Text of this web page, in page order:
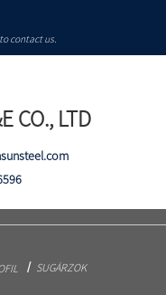
contact us.
CO., LTD
SUGÁRZOK